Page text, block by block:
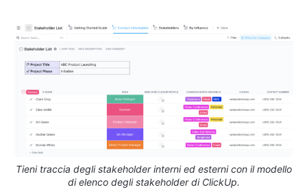
Tieni traccia degli stakeholder interni ed esterni con il modello
di elenco degli stakeholder di ClickUp.